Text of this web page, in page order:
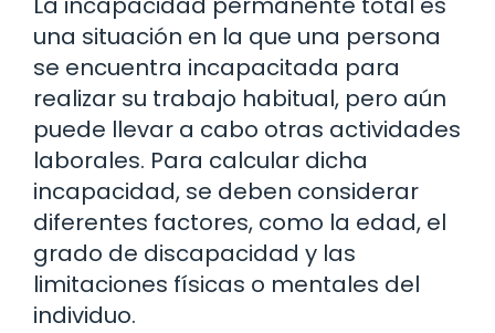
una situación en la que una persona
se encuentra incapacitada para
realizar su trabajo habitual, pero aún
puede llevar a cabo otras actividades
laborales. Para calcular dicha
incapacidad, se deben considerar
diferentes factores, como la edad, el
grado de discapacidad y las
limitaciones físicas o mentales del
individuo.